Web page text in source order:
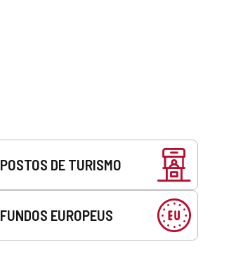
POSTOS DE TURISMO
FUNDOS EUROPEUS